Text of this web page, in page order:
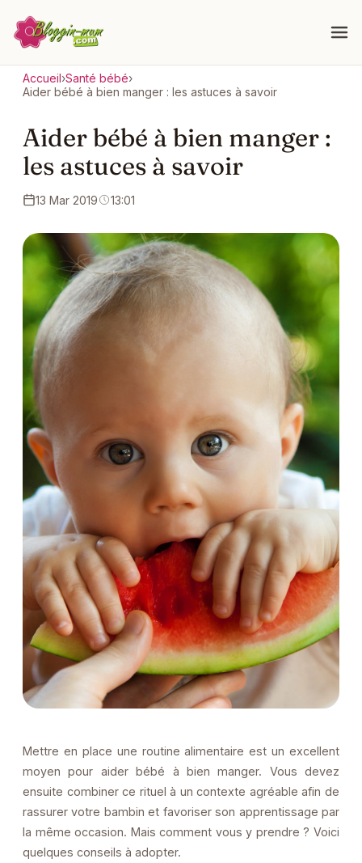
Accueil›Santé bébé›
Aider bébé à bien manger : les astuces à savoir
Aider bébé à bien manger :
les astuces à savoir
13 Mar 2019 13:01
Mettre en place une routine alimentaire est un excellent
moyen pour aider bébé à bien manger. Vous devez
ensuite combiner ce rituel à un contexte agréable afin de
rassurer votre bambin et favoriser son apprentissage par
la même occasion. Mais comment vous y prendre ? Voici
quelques conseils à adopter.